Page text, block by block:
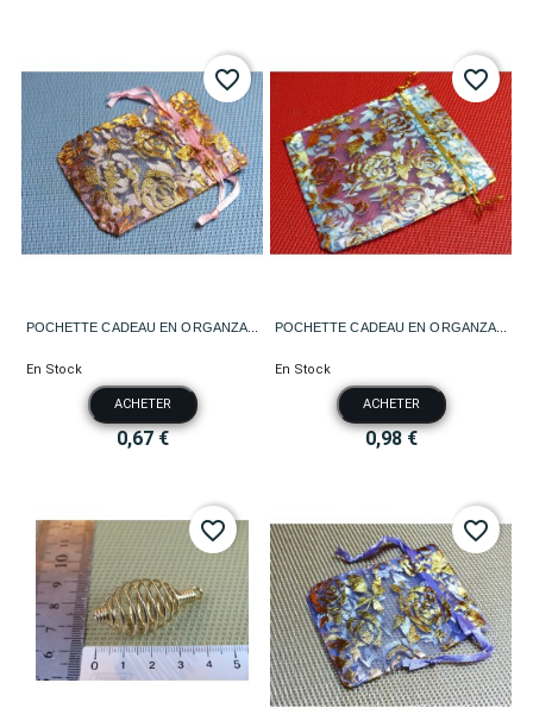
POCHETTE CADEAU EN ORGANZA...
En Stock
ACHETER
0,67 €
favorite_border
POCHETTE CADEAU EN ORGANZA...
En Stock
ACHETER
0,98 €
favorite_border
favorite_border favorite_border